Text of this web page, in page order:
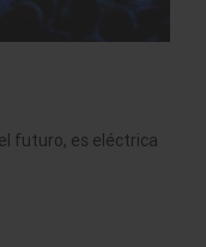
futuro, es eléctrica